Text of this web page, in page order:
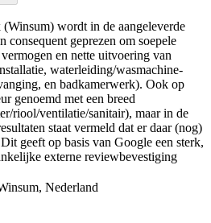
wordt in de aangeleverde
consequent geprezen om soepele
en nette uitvoering van
waterleiding/wasmachine-
en badkamerwerk). Ook op
genoemd met een breed
riool/ventilatie/sanitair), maar in de
staat vermeld dat er daar (nog)
geeft op basis van Google een sterk,
externe reviewbevestiging
Nederland